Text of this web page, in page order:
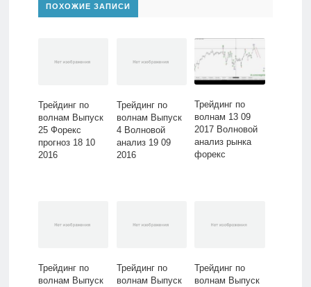
ПОХОЖИЕ ЗАПИСИ
Трейдинг по
волнам Выпуск
25 Форекс
прогноз 18 10
2016
Трейдинг по
волнам Выпуск
4 Волновой
анализ 19 09
2016
Трейдинг по
волнам 13 09
2017 Волновой
анализ рынка
форекс
Трейдинг по
волнам Выпуск
Трейдинг по
волнам Выпуск
Трейдинг по
волнам Выпуск